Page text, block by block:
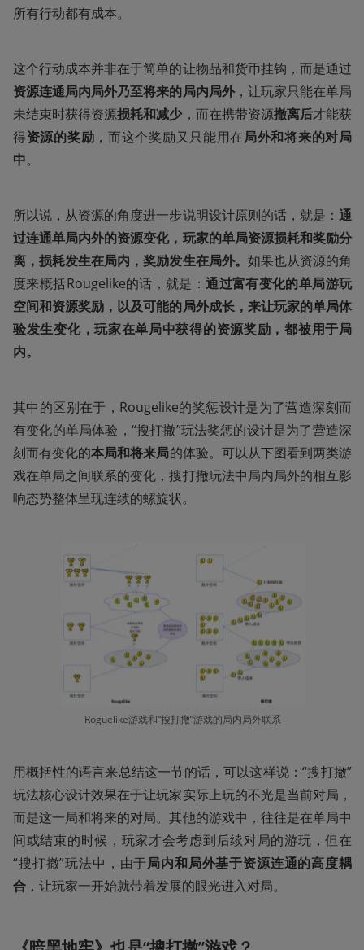
所有行动都有成本。
这个行动成本并非在于简单的让物品和货币挂钩，而是通过
资源连通局内局外乃至将来的局内局外，让玩家只能在单局
未结束时获得资源损耗和减少，而在携带资源撤离后才能获
得资源的奖励 ，而这个奖励又只能用在局外和将来的对局
中。
所以说，从资源的角度进一步说明设计原则的话，就是： 通
过连通单局内外的资源变化，玩家的单局资源损耗和奖励分
离，损耗发生在局内，奖励发生在局外。 如果也从资源的角
度来概括Rougelike的话，就是：通过富有变化的单局游玩
空间和资源奖励，以及可能的局外成长，来让玩家的单局体
验发生变化，玩家在单局中获得的资源奖励，都被用于局
内。
其中的区别在于，Rougelike的奖惩设计是为了营造深刻而
有变化的单局体验，“搜打撤”玩法奖惩的设计是为了营造深
刻而有变化的本局和将来局的体验。可以从下图看到两类游
戏在单局之间联系的变化，搜打撤玩法中局内局外的相互影
响态势整体呈现连续的螺旋状。
Roguelike游戏和“搜打撤”游戏的局内局外联系
用概括性的语言来总结这一节的话，可以这样说：“搜打撤”
玩法核心设计效果在于让玩家实际上玩的不光是当前对局，
而是这一局和将来的对局。其他的游戏中，往往是在单局中
间或结束的时候，玩家才会考虑到后续对局的游玩，但在
“搜打撤”玩法中，由于局内和局外基于资源连通的高度耦
合 ，让玩家一开始就带着发展的眼光进入对局。